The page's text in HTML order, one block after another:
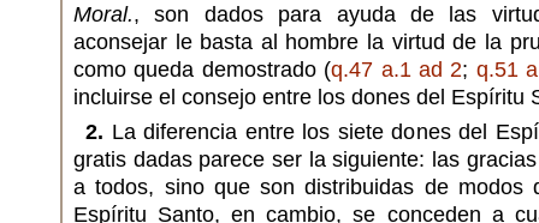
Moral., son dados para ayuda de las
aconsejar le basta al hombre la virtud de la
como queda demostrado (q.47 a.1 ad 2; q.51
incluirse el consejo entre los dones del Espíritu
2. La diferencia entre los siete dones del
gratis dadas parece ser la siguiente: las
a todos, sino que son distribuidas de modos
Espíritu Santo, en cambio, se conceden a